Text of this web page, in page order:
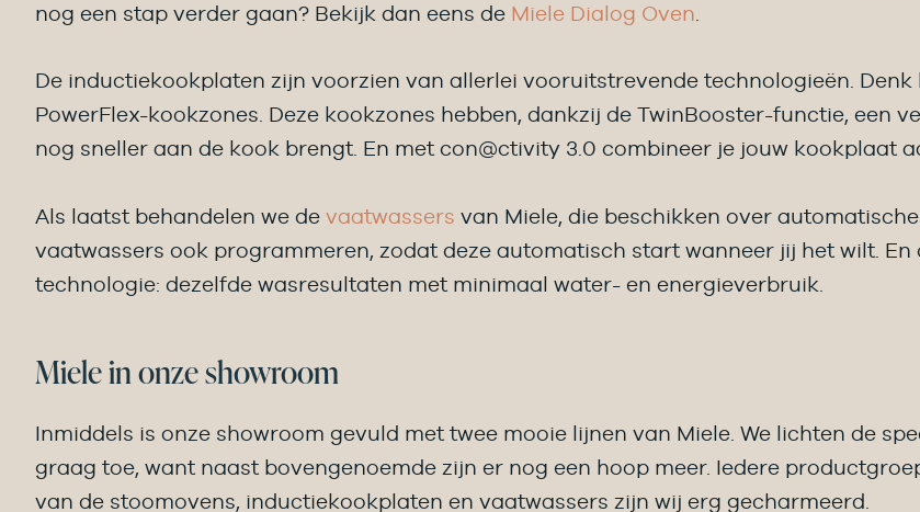
nog een stap verder gaan? Bekijk dan eens de Miele Dialog Oven
De inductiekookplaten zijn voorzien van allerlei vooruitstrevende technologieën.
PowerFlex-kookzones. Deze kookzones hebben, dankzij de TwinBooster-functie, een
nog sneller aan de kook brengt. En met con@ctivity 3.0 combineer je jouw kookplaat
Als laatst behandelen we de vaatwassers van Miele, die beschikken over
vaatwassers ook programmeren, zodat deze automatisch start wanneer jij het wilt.
technologie: dezelfde wasresultaten met minimaal water- en energieverbruik.
Miele in onze showroom
Inmiddels is onze showroom gevuld met twee mooie lijnen van Miele. We lichten de
graag toe, want naast bovengenoemde zijn er nog een hoop meer. Iedere
van de stoomovens, inductiekookplaten en vaatwassers zijn wij erg gecharmeerd.